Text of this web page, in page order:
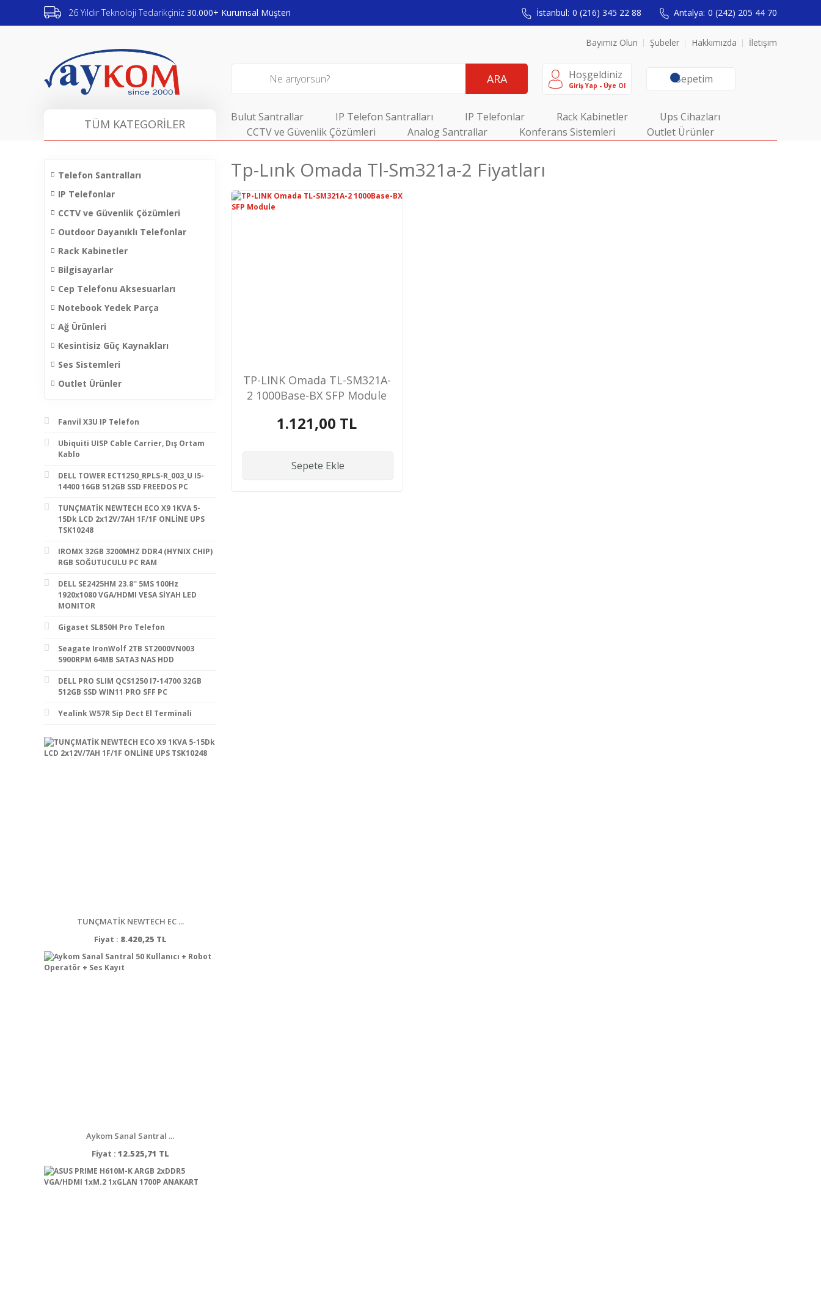
26 Yıldır Teknoloji Tedarikçiniz 30.000+ Kurumsal Müşteri İstanbul: 0 (216) 345 22 88 Antalya: 0 (242) 205 44 70
Bayimiz Olun Şubeler Hakkımızda İletişim
ARA Hoşgeldiniz
Giriş Yap - Üye Ol Sepetim
TÜM KATEGORİLER Bulut Santrallar IP Telefon Santralları IP Telefonlar Rack Kabinetler
Ups Cihazları
CCTV ve Güvenlik Çözümleri
Analog Santrallar Konferans Sistemleri Outlet Ürünler
Telefon Santralları
IP Telefonlar
CCTV ve Güvenlik Çözümleri
Outdoor Dayanıklı Telefonlar
Rack Kabinetler
Bilgisayarlar
Cep Telefonu Aksesuarları
Notebook Yedek Parça
Ağ Ürünleri
Kesintisiz Güç Kaynakları
Ses Sistemleri
Outlet Ürünler
Fanvil X3U IP Telefon
Ubiquiti UISP Cable Carrier, Dış Ortam
Kablo
DELL TOWER ECT1250_RPLS-R_003_U I5-
14400 16GB 512GB SSD FREEDOS PC
TUNÇMATİK NEWTECH ECO X9 1KVA 5-
15Dk LCD 2x12V/7AH 1F/1F ONLİNE UPS
TSK10248
IROMX 32GB 3200MHZ DDR4 (HYNIX CHIP)
RGB SOĞUTUCULU PC RAM
DELL SE2425HM 23.8'' 5MS 100Hz
1920x1080 VGA/HDMI VESA SİYAH LED
MONITOR
Gigaset SL850H Pro Telefon
Seagate IronWolf 2TB ST2000VN003
5900RPM 64MB SATA3 NAS HDD
DELL PRO SLIM QCS1250 I7-14700 32GB
512GB SSD WIN11 PRO SFF PC
Yealink W57R Sip Dect El Terminali
TUNÇMATİK NEWTECH EC ...
Fiyat : 8.420,25 TL
Aykom Sanal Santral ...
Fiyat : 12.525,71 TL
Tp-Lınk Omada Tl-Sm321a-2 Fiyatları
TP-LINK Omada TL-SM321A-
2 1000Base-BX SFP Module
1.121,00 TL
Sepete Ekle